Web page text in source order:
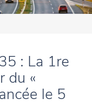
: La 1re
du «
le 5